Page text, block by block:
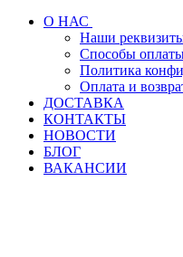
О НАС
Наши
Способы
Политика
Оплата и
ДОСТАВКА
КОНТАКТЫ
НОВОСТИ
БЛОГ
ВАКАНСИИ